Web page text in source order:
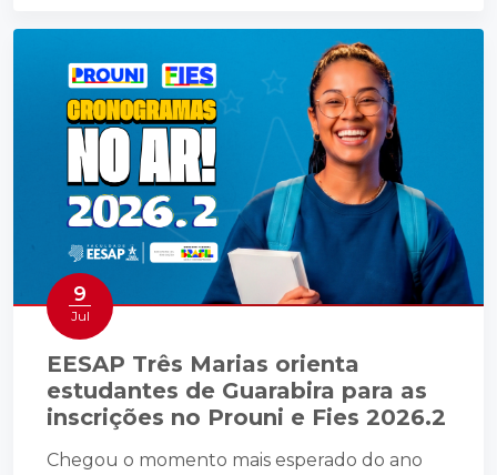
9
Jul
EESAP Três Marias orienta
estudantes de Guarabira para as
inscrições no Prouni e Fies 2026.2
Chegou o momento mais esperado do ano